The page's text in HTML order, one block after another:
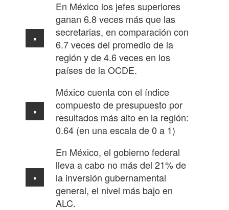
En México los jefes superiores
ganan 6.8 veces más que las
secretarias, en comparación con
6.7 veces del promedio de la
región y de 4.6 veces en los
países de la OCDE.
México cuenta con el índice
compuesto de presupuesto por
resultados más alto en la región:
0.64 (en una escala de 0 a 1)
En México, el gobierno federal
lleva a cabo no más del 21% de
la inversión gubernamental
general, el nivel más bajo en
ALC.